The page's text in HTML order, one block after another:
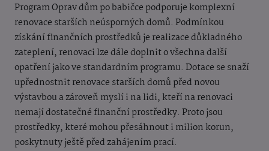
Program Oprav dům po babičce podporuje komplexní
renovace starších neúsporných domů. Podmínkou
získání finančních prostředků je realizace důkladného
zateplení, renovaci lze dále doplnit o všechna další
opatření jako ve standardním programu. Dotace se snaží
upřednostnit renovace starších domů před novou
výstavbou a zároveň myslí i na lidi, kteří na renovaci
nemají dostatečné finanční prostředky. Proto jsou
prostředky, které mohou přesáhnout i milion korun,
poskytnuty ještě před zahájením prací.